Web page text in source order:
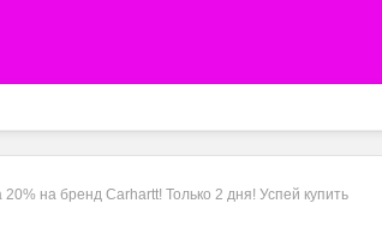
на бренд Carhartt! Только 2 дня! Успей купить